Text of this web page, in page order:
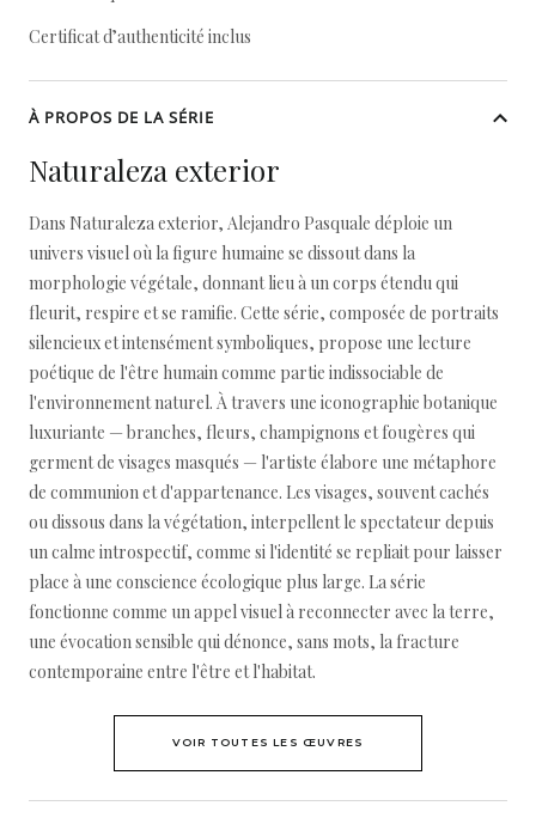
Certificat d’authenticité inclus
À PROPOS DE LA SÉRIE
Naturaleza exterior
Dans Naturaleza exterior, Alejandro Pasquale déploie un
univers visuel où la figure humaine se dissout dans la
morphologie végétale, donnant lieu à un corps étendu qui
fleurit, respire et se ramifie. Cette série, composée de portraits
silencieux et intensément symboliques, propose une lecture
poétique de l'être humain comme partie indissociable de
l'environnement naturel. À travers une iconographie botanique
luxuriante — branches, fleurs, champignons et fougères qui
germent de visages masqués — l'artiste élabore une métaphore
de communion et d'appartenance. Les visages, souvent cachés
ou dissous dans la végétation, interpellent le spectateur depuis
un calme introspectif, comme si l'identité se repliait pour laisser
place à une conscience écologique plus large. La série
fonctionne comme un appel visuel à reconnecter avec la terre,
une évocation sensible qui dénonce, sans mots, la fracture
contemporaine entre l'être et l'habitat.
VOIR TOUTES LES ŒUVRES